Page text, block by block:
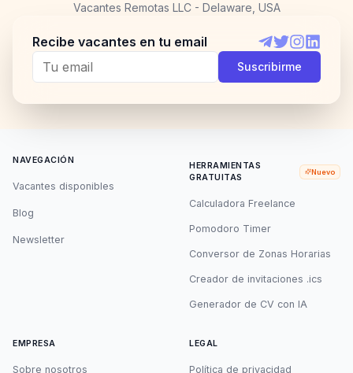
Vacantes Remotas LLC - Delaware, USA
Recibe vacantes en tu email
Telegram
TwitterInstagram
Suscribirme
NAVEGACIÓN
Vacantes disponibles
Blog
Newsletter
HERRAMIENTAS
GRATUITAS
Nuevo
Calculadora Freelance
Pomodoro Timer
Conversor de Zonas Horarias
Creador de invitaciones .ics
Generador de CV con IA
EMPRESA
Sobre nosotros
LEGAL
Política de privacidad